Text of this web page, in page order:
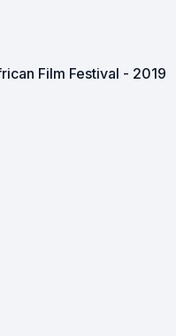
Film Festival - 2019